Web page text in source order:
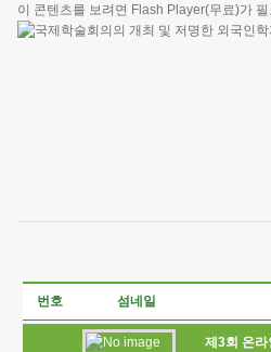
이 콘텐츠를 보려면 Flash Player(무료)가
번호 섬네일
제3회 온